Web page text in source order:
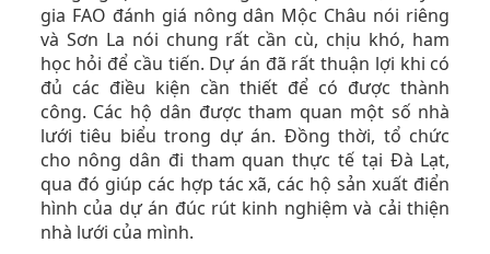
gia FAO đánh giá nông dân Mộc Châu nói riêng
và Sơn La nói chung rất cần cù, chịu khó, ham
học hỏi để cầu tiến. Dự án đã rất thuận lợi khi có
đủ các điều kiện cần thiết để có được thành
công. Các hộ dân được tham quan một số nhà
lưới tiêu biểu trong dự án. Đồng thời, tổ chức
cho nông dân đi tham quan thực tế tại Đà Lạt,
qua đó giúp các hợp tác xã, các hộ sản xuất điển
hình của dự án đúc rút kinh nghiệm và cải thiện
nhà lưới của mình.